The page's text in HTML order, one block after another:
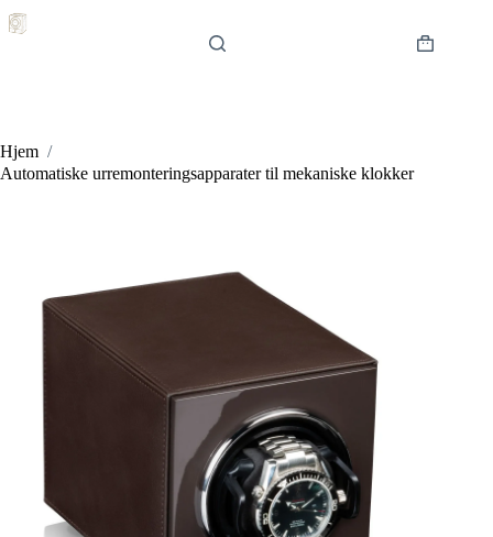
til
Hjem /
Automatiske urremonteringsapparater til mekaniske klokker